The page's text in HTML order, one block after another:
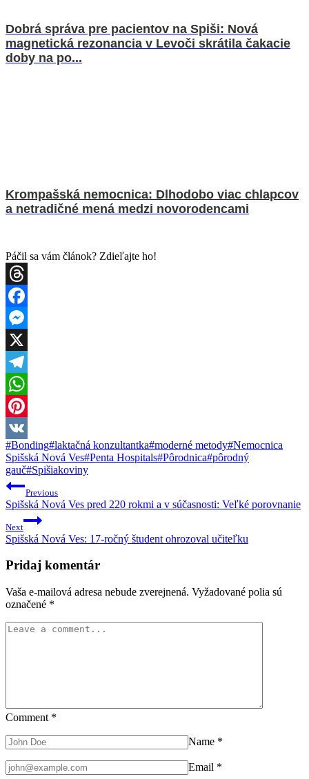
Dobrá správa pre pacientov na Spiši: Nová
magnetická rezonancia v Levoči skrátila čakacie
doby na po...
Krompašská nemocnica: Dlhodobo viac chlapcov
a netradičné mená medzi novorodencami
Páčil sa vám článok? Zdieľajte ho!
Threads
Facebook
Messenger
X
Telegram
WhatsApp
Pinterest
VK
Post
Tags:
#Bonding#laktačná konzultantka#moderné metody#Nemocnica
Spišská Nová Ves#Penta Hospitals#Pôrodnica#pôrodný
gauč#Spišiakoviny
Navigácia
v
článku
Previous
Spišská Nová Ves pred 220 rokmi a v súčasnosti: Veľké porovnanie
Next
Spišská Nová Ves: 17-ročný študent ohrozoval učiteľku
Pridaj komentár
Vaša e-mailová adresa nebude zverejnená. Vyžadované polia sú
označené *
Comment *
Name *
Email *